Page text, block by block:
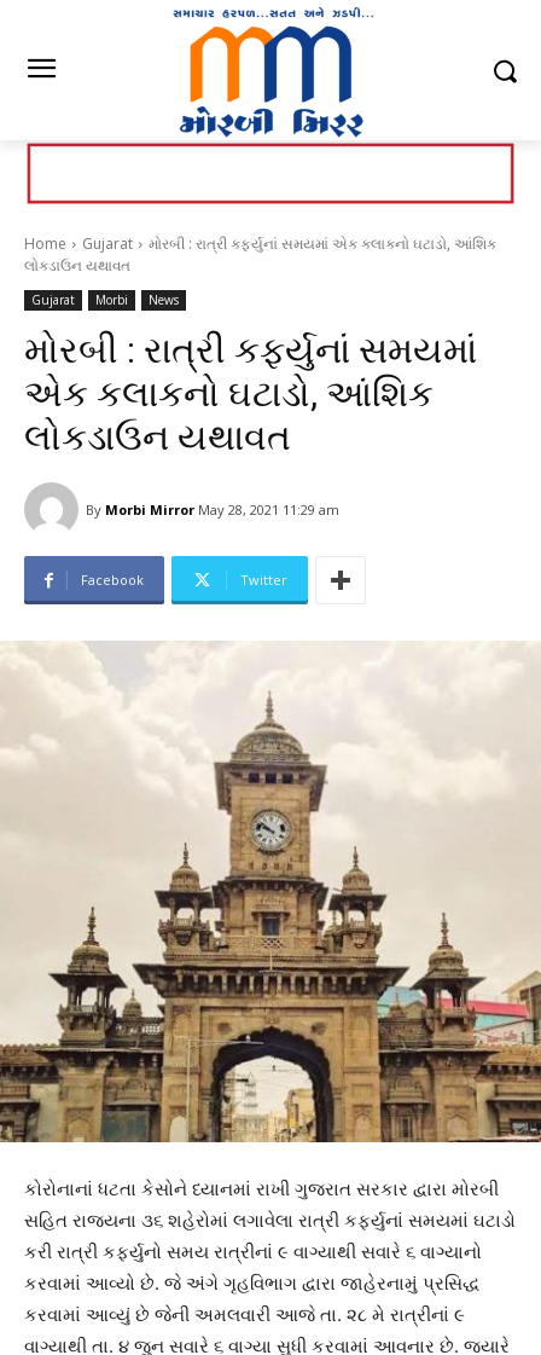
Home Gujarat
મોરબી : રાત્રી કર્ફ્યુનાં સમયમાં એક કલાકનો ઘટાડો, આંશિક
લોકડાઉન યથાવત
Gujarat Morbi News
મોરબી : રાત્રી કર્ફ્યુનાં સમયમાં
એક કલાકનો ઘટાડો, આંશિક
લોકડાઉન યથાવત
By Morbi Mirror May 28, 2021 11:29 am
Facebook Twitter
કોરોનાનાં ધટતા કેસોને ધ્યાનમાં રાખી ગુજરાત સરકાર દ્વારા મોરબી
સહિત રાજ્યના ૩૬ શહેરોમાં લગાવેલા રાત્રી કર્ફ્યુનાં સમયમાં ઘટાડો
કરી રાત્રી કર્ફ્યુનો સમય રાત્રીનાં ૯ વાગ્યાથી સવારે ૬ વાગ્યાનો
કરવામાં આવ્યો છે. જે અંગે ગૃહવિભાગ દ્વારા જાહેરનામું પ્રસિદ્ધ
કરવામાં આવ્યું છે જેની અમલવારી આજે તા. ૨૮ મે રાત્રીનાં ૯
વાગ્યાથી તા. ૪ જુન સવારે ૬ વાગ્યા સુધી કરવામાં આવનાર છે. જ્યારે